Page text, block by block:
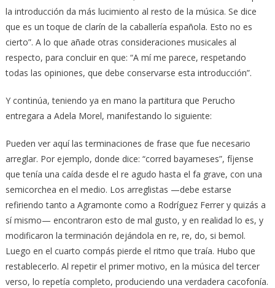
la introducción da más lucimiento al resto de la música. Se dice
que es un toque de clarín de la caballería española. Esto no es
cierto”. A lo que añade otras consideraciones musicales al
respecto, para concluir en que: “A mí me parece, respetando
todas las opiniones, que debe conservarse esta introducción”.
Y continúa, teniendo ya en mano la partitura que Perucho
entregara a Adela Morel, manifestando lo siguiente:
Pueden ver aquí las terminaciones de frase que fue necesario
arreglar. Por ejemplo, donde dice: “corred bayameses”, fíjense
que tenía una caída desde el re agudo hasta el fa grave, con una
semicorchea en el medio. Los arreglistas —debe estarse
refiriendo tanto a Agramonte como a Rodríguez Ferrer y quizás a
sí mismo— encontraron esto de mal gusto, y en realidad lo es, y
modificaron la terminación dejándola en re, re, do, si bemol.
Luego en el cuarto compás pierde el ritmo que traía. Hubo que
restablecerlo. Al repetir el primer motivo, en la música del tercer
verso, lo repetía completo, produciendo una verdadera cacofonía.